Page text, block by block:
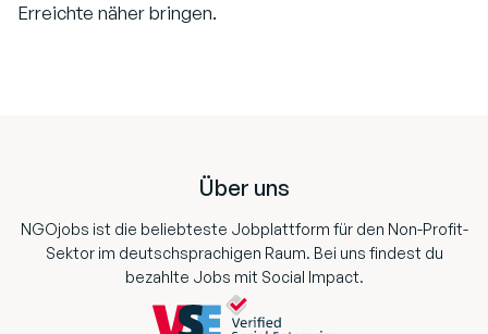
Erreichte näher bringen.
Über uns
NGOjobs ist die beliebteste Jobplattform für den Non-Profit-
Sektor im deutschsprachigen Raum. Bei uns findest du
bezahlte Jobs mit Social Impact.